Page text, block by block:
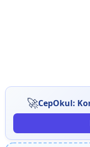
🚀CepOkul: